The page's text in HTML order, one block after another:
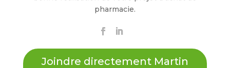
pharmacie.
Joindre directement Martin